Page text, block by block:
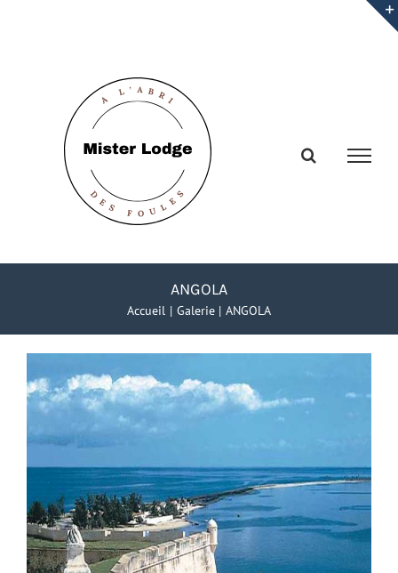
ANGOLA
Accueil Galerie ANGOLA
l'image
agrandie